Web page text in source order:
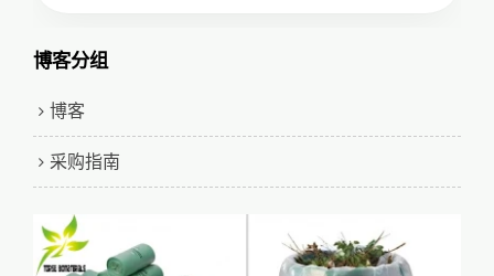
博客分组
博客
采购指南